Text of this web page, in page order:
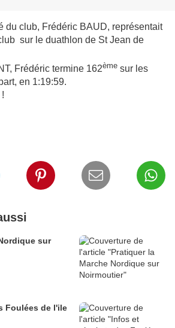
du club, Frédéric BAUD, représentait
sur le duathlon de St Jean de
Frédéric termine 162ème sur les
en 1:19:59.
sur
Foulées de l'ile